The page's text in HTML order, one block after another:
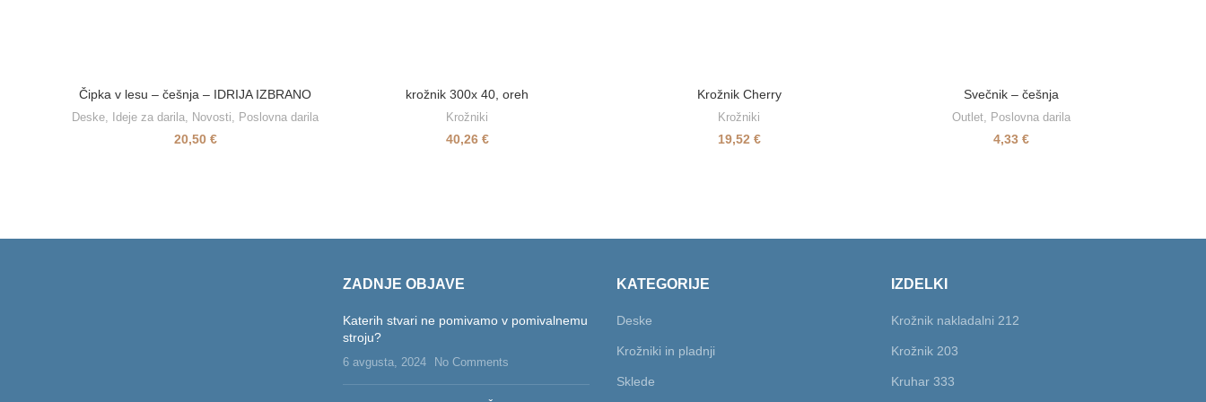
Čipka v lesu – češnja – IDRIJA IZBRANO
Deske, Ideje za darila, Novosti, Poslovna darila
20,50 €
krožnik 300x 40, oreh
Krožniki
40,26 €
Krožnik Cherry
Krožniki
19,52 €
Svečnik – češnja
Outlet, Poslovna darila
4,33 €
ZADNJE OBJAVE
Katerih stvari ne pomivamo v pomivalnemu
stroju?
6 avgusta, 2024 No Comments
KATEGORIJE
Deske
Krožniki in pladnji
Sklede
IZDELKI
Krožnik nakladalni 212
Krožnik 203
Kruhar 333